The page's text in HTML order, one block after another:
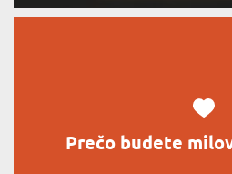
Prečo budete